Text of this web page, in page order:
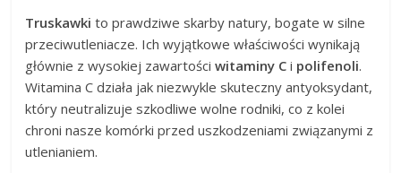
Truskawki to prawdziwe skarby natury, bogate w silne
przeciwutleniacze. Ich wyjątkowe właściwości wynikają
głównie z wysokiej zawartościwitaminy C i polifenoli.
Witamina C działa jak niezwykle skuteczny antyoksydant,
który neutralizuje szkodliwe wolne rodniki, co z kolei
chroni nasze komórki przed uszkodzeniami związanymi z
utlenianiem.